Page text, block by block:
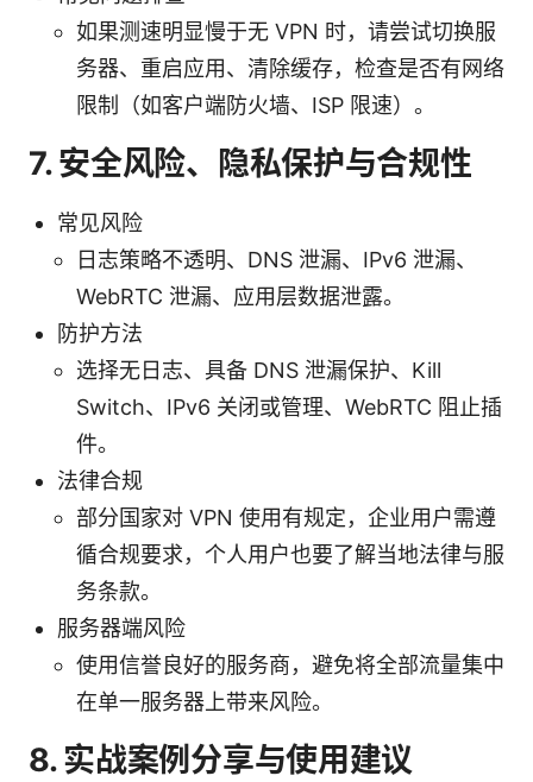
如果测速明显慢于无 VPN 时，请尝试切换服
务器、重启应用、清除缓存，检查是否有网络
限制（如客户端防火墙、ISP 限速）。
7. 安全风险、隐私保护与合规性
常见风险
日志策略不透明、DNS 泄漏、IPv6 泄漏、
WebRTC 泄漏、应用层数据泄露。
防护方法
选择无日志、具备 DNS 泄漏保护、Kill
Switch、IPv6 关闭或管理、WebRTC 阻止插
件。
法律合规
部分国家对 VPN 使用有规定，企业用户需遵
循合规要求，个人用户也要了解当地法律与服
务条款。
服务器端风险
使用信誉良好的服务商，避免将全部流量集中
在单一服务器上带来风险。
8. 实战案例分享与使用建议